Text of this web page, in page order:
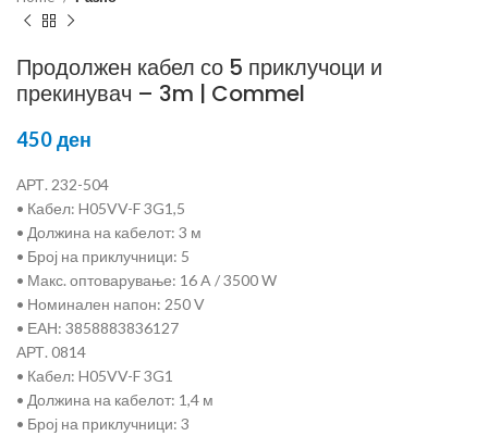
Продолжен кабел со 5 приклучоци и
прекинувач – 3m | Commel
450ден
АРТ. 232-504
• Кабел: H05VV-F 3G1,5
• Должина на кабелот: 3 м
• Број на приклучници: 5
• Макс. оптоварување: 16 A / 3500 W
• Номинален напон: 250 V
• ЕАН: 3858883836127
АРТ. 0814
• Кабел: H05VV-F 3G1
• Должина на кабелот: 1,4 м
• Број на приклучници: 3